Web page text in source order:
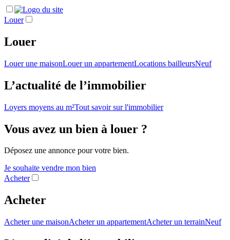
Louer
Louer
Louer une maisonLouer un appartementLocations bailleursNeuf
L’actualité de l’immobilier
Loyers moyens au m²Tout savoir sur l'immobilier
Vous avez un bien à louer ?
Déposez une annonce pour votre bien.
Je souhaite vendre mon bien
Acheter
Acheter
Acheter une maisonAcheter un appartementAcheter un terrainNeuf